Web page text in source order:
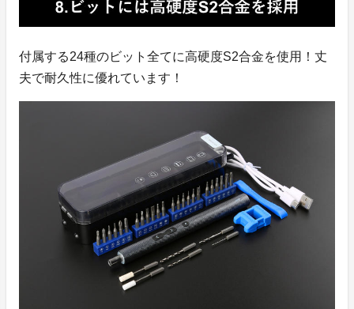
付属する24種のビット全てに高硬度S2合金を使用！丈
夫で耐久性に優れています！